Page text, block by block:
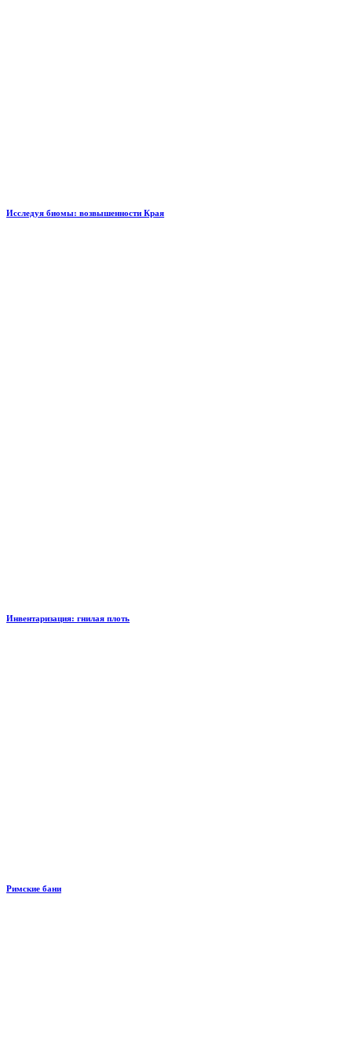
Исследуя биомы: возвышенности Края
Инвентаризация: гнилая плоть
Римские бани